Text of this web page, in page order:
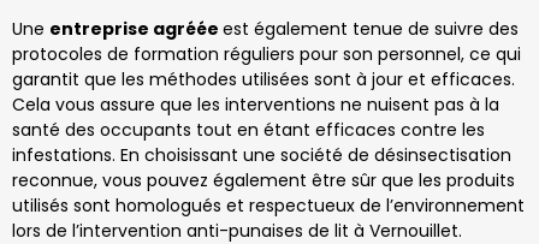
Une entreprise agréée est également tenue de suivre des
protocoles de formation réguliers pour son personnel, ce qui
garantit que les méthodes utilisées sont à jour et efficaces.
Cela vous assure que les interventions ne nuisent pas à la
santé des occupants tout en étant efficaces contre les
infestations. En choisissant une société de désinsectisation
reconnue, vous pouvez également être sûr que les produits
utilisés sont homologués et respectueux de l’environnement
lors de l’intervention anti-punaises de lit à Vernouillet.